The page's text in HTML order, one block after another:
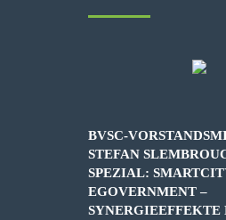
BVSC-
STEFAN
SPEZIAL:
EGOVERNMENT –
SYNERGIEEFFEKTE